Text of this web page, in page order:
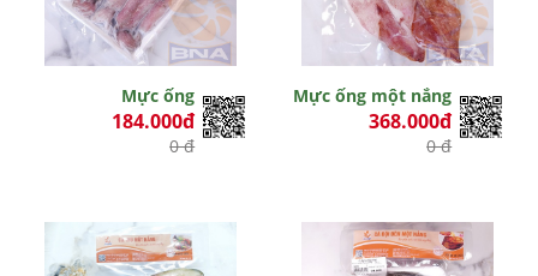
Mực ống
184.000đ
0 đ
Mực ống một nắng
368.000đ
0 đ